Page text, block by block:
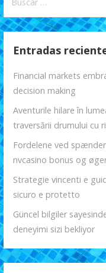
Entradas
Financial markets
decision making
Aventurile hilare în
traversării drumului cu
Fordelene ved
nvcasino bonus og
Strategie vincenti e
sicuro e protetto
Güncel bilgiler
deneyimi sizi bekliyor